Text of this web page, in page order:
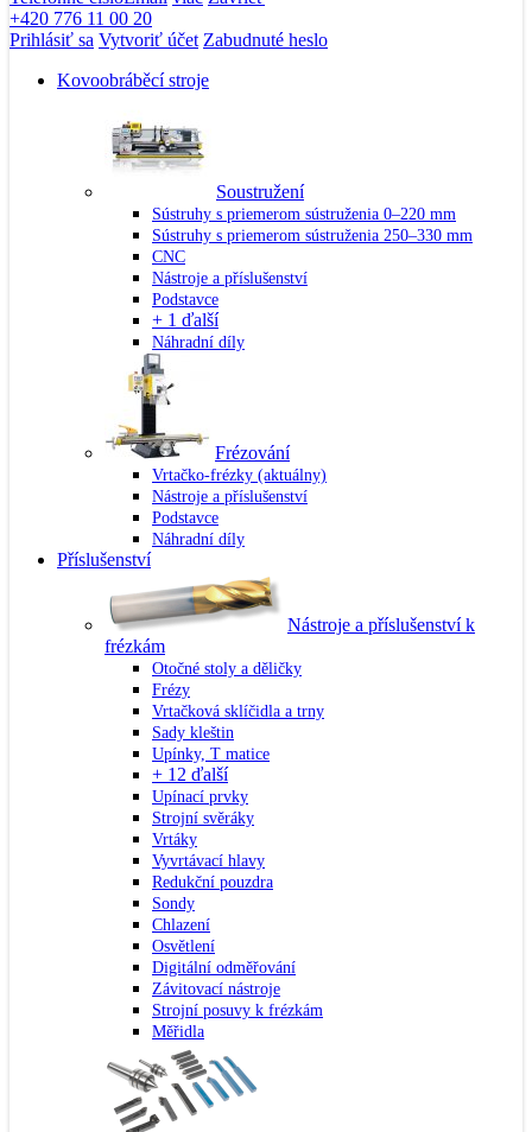
+420 776 11 00 20
Prihlásiť sa Vytvoriť účet Zabudnuté heslo
Kovoobráběcí stroje
Soustružení
Sústruhy s priemerom sústruženia 0–220 mm
Sústruhy s priemerom sústruženia 250–330 mm
CNC
Nástroje a příslušenství
Podstavce
+ 1 ďalší
Náhradní díly
Frézování
Vrtačko-frézky (aktuálny)
Nástroje a příslušenství
Podstavce
Náhradní díly
Příslušenství
Nástroje a příslušenství k
frézkám
Otočné stoly a děličky
Frézy
Vrtačková sklíčidla a trny
Sady kleštin
Upínky, T matice
+ 12 ďalší
Upínací prvky
Strojní svěráky
Vrtáky
Vyvrtávací hlavy
Redukční pouzdra
Sondy
Chlazení
Osvětlení
Digitální odměřování
Závitovací nástroje
Strojní posuvy k frézkám
Měřidla